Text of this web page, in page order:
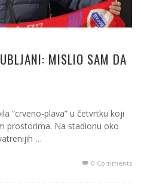
MISLIO SAM DA
“crveno-plava” u četvrtku koji
prostorima. Na stadionu oko
…
0 Comments